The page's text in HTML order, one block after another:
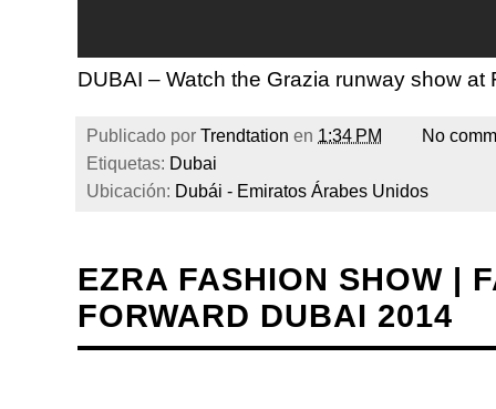
DUBAI – Watch the Grazia runway show
Publicado por Trendtation en 1:34 PM
No
Etiquetas: Dubai
Ubicación: Dubái - Emiratos Árabes Unidos
EZRA FASHION SHOW |
FORWARD DUBAI 2014